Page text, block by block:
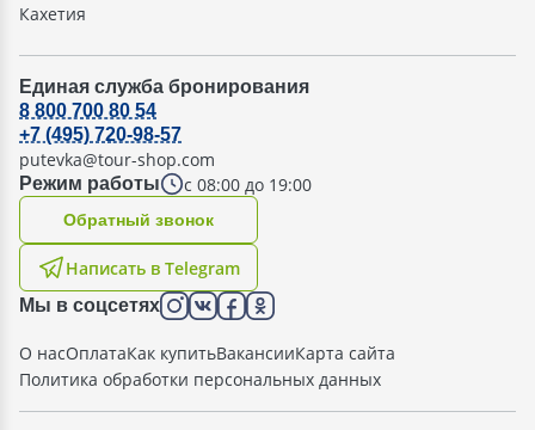
Кахетия
Единая служба бронирования
Режим работы с 08:00 до 19:00
8 800 700 80 54
+7 (495) 720-98-57
putevka@tour-shop.com
Написать в Telegram
Oбратный звонок
Мы в соцсетях
О насОплатаКак купитьВакансииКарта сайта
Политика обработки персональных данных